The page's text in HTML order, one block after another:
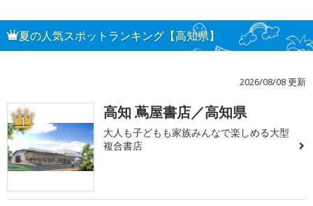
夏の人気スポットランキング【高知県】
2026/08/08 更新
1 高知 蔦屋書店／高知県
大人も子どもも家族みんなで楽しめる大型
複合書店